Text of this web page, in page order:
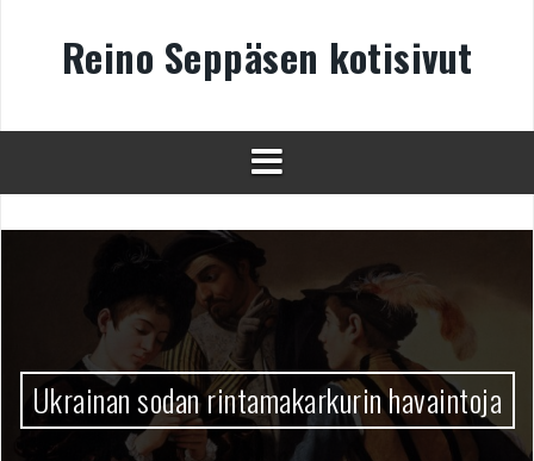
Reino Seppäsen kotisivut
Ukrainan sodan rintamakarkurin havaintoja